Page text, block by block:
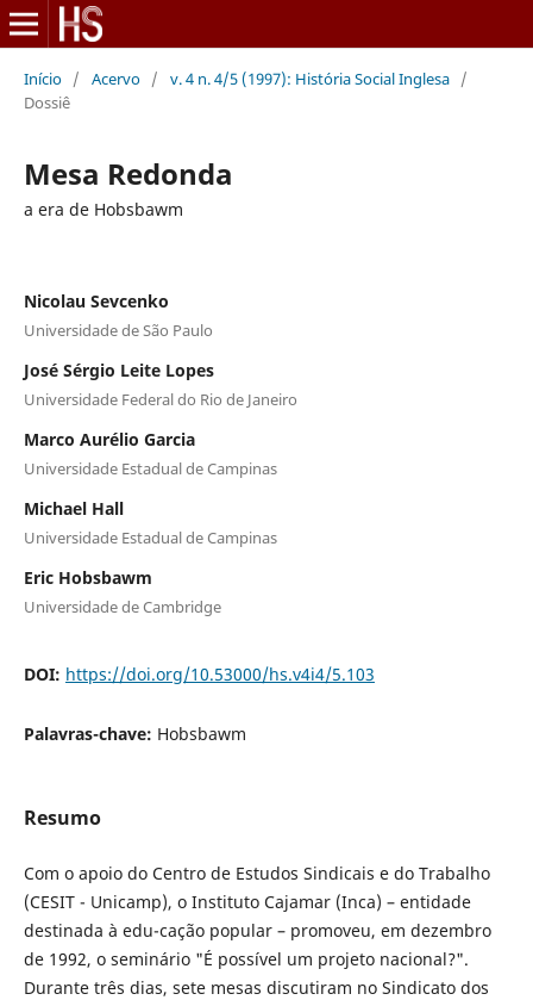
Início / Acervo / v. 4 n. 4/5 (1997): História Social Inglesa /
Dossiê
Mesa Redonda
a era de Hobsbawm
Nicolau Sevcenko
Universidade de São Paulo
José Sérgio Leite Lopes
Universidade Federal do Rio de Janeiro
Marco Aurélio Garcia
Universidade Estadual de Campinas
Michael Hall
Universidade Estadual de Campinas
Eric Hobsbawm
Universidade de Cambridge
DOI: https://doi.org/10.53000/hs.v4i4/5.103
Palavras-chave: Hobsbawm
Resumo
Com o apoio do Centro de Estudos Sindicais e do Trabalho
(CESIT - Unicamp), o Instituto Cajamar (Inca) – entidade
destinada à edu-cação popular – promoveu, em dezembro
de 1992, o seminário "É possível um projeto nacional?".
Durante três dias, sete mesas discutiram no Sindicato dos